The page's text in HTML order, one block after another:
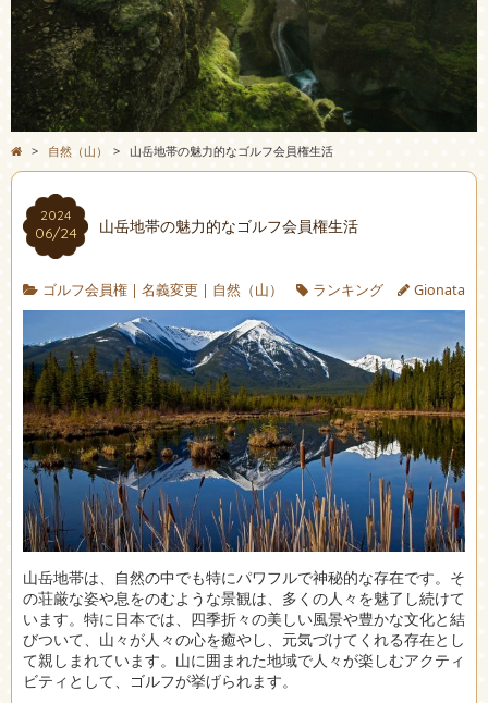
> 自然（山） > 山岳地帯の魅力的なゴルフ会員権生活
2024
06/24 山岳地帯の魅力的なゴルフ会員権生活
ゴルフ会員権| 名義変更 | 自然（山） ランキング Gionata
山岳地帯は、自然の中でも特にパワフルで神秘的な存在です。 そ
の荘厳な姿や息をのむような景観は、多くの人々を魅了し続けて
います。特に日本では、四季折々の美しい風景や豊かな文化と結
びついて、山々が人々の心を癒やし、元気づけてくれる存在とし
て親しまれています。山に囲まれた地域で人々が楽しむアクティ
ビティとして、ゴルフが挙げられます。